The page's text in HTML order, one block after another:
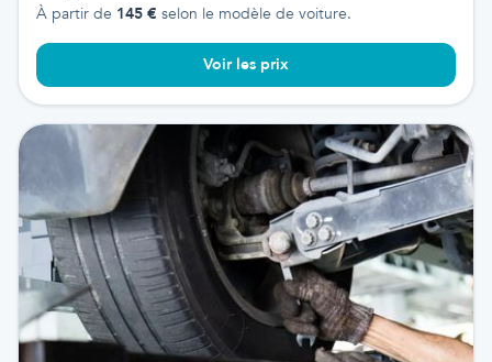
À partir de 145 € selon le modèle de voiture.
Voir les prix